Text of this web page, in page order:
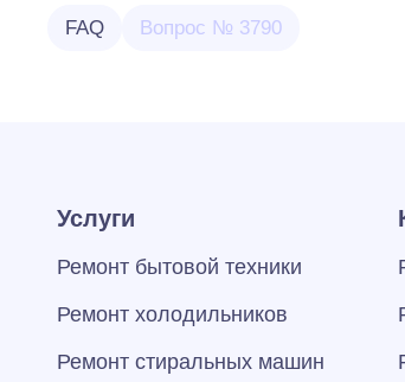
FAQ Вопрос № 3790
Услуги
Ремонт бытовой техники
Ремонт холодильников
Ремонт стиральных машин